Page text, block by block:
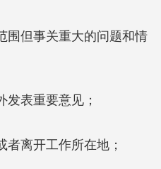
围但事关重大的问题和情
发表重要意见；
者离开工作所在地；